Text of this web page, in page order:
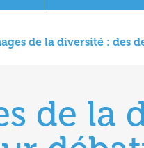
de la diversité : des
de la